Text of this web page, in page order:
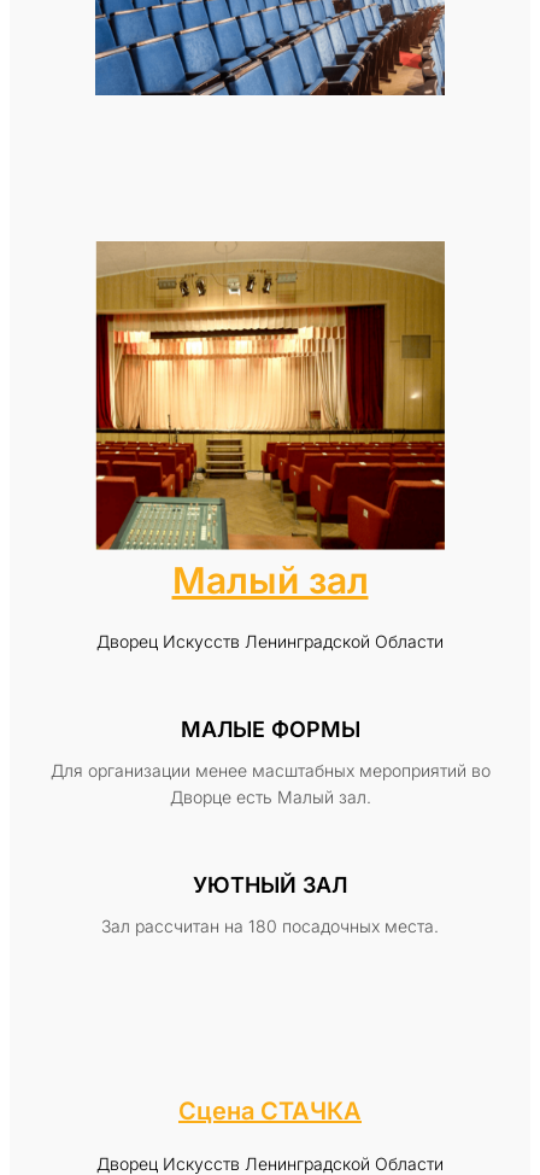
Малый зал
Дворец Искусств Ленинградской Области
МАЛЫЕ ФОРМЫ
Для организации менее масштабных мероприятий во
Дворце есть Малый зал.
УЮТНЫЙ ЗАЛ
Зал рассчитан на 180 посадочных места.
Сцена СТАЧКА
Дворец Искусств Ленинградской Области